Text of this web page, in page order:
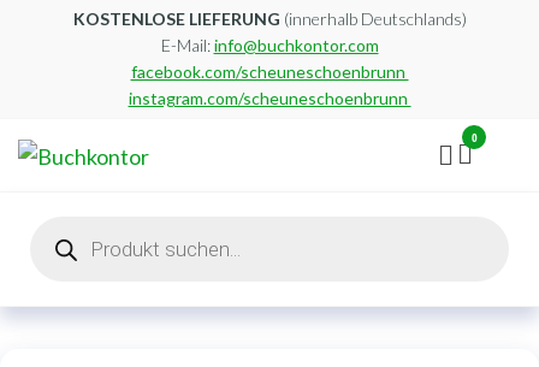
KOSTENLOSE LIEFERUNG (innerhalb Deutschlands)
E-Mail:info@buchkontor.com
facebook.com/scheuneschoenbrunn
instagram.com/scheuneschoenbrunn
0
search